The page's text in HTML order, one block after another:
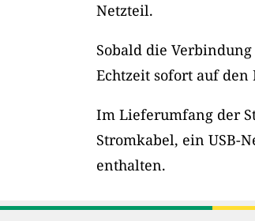
Netzteil.
Sobald die
Echtzeit sofort auf
Im Lieferumfang der
Stromkabel, ein USB-
enthalten.